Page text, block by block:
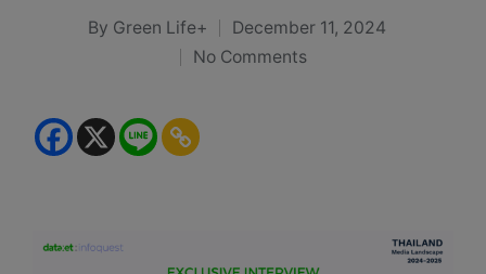
Posted
By Green Life+
December 11, 2024
No Comments